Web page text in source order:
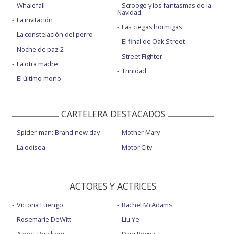
Whalefall
La invitación
La constelación del perro
Noche de paz 2
La otra madre
El último mono
Scrooge y los fantasmas de la
Navidad
Las ciegas hormigas
El final de Oak Street
Street Fighter
Trinidad
CARTELERA DESTACADOS
Spider-man: Brand new day
La odisea
Mother Mary
Motor City
ACTORES Y ACTRICES
Victoria Luengo
Rosemarie DeWitt
Rachel McAdams
Liu Ye